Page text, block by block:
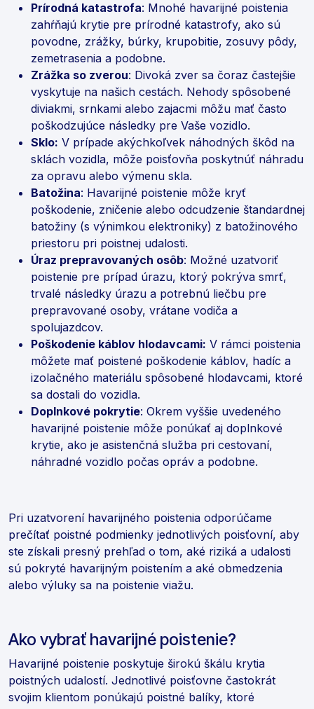
Prírodná katastrofa: Mnohé havarijné poistenia
zahŕňajú krytie pre prírodné katastrofy, ako sú
povodne, zrážky, búrky, krupobitie, zosuvy pôdy,
zemetrasenia a podobne.
Zrážka so zverou: Divoká zver sa čoraz častejšie
vyskytuje na našich cestách. Nehody spôsobené
diviakmi, srnkami alebo zajacmi môžu mať často
poškodzujúce následky pre Vaše vozidlo.
Sklo: V prípade akýchkoľvek náhodných škôd na
sklách vozidla, môže poisťovňa poskytnúť náhradu
za opravu alebo výmenu skla.
Batožina: Havarijné poistenie môže kryť
poškodenie, zničenie alebo odcudzenie štandardnej
batožiny (s výnimkou elektroniky) z batožinového
priestoru pri poistnej udalosti.
Úraz prepravovaných osôb: Možné uzatvoriť
poistenie pre prípad úrazu, ktorý pokrýva smrť,
trvalé následky úrazu a potrebnú liečbu pre
prepravované osoby, vrátane vodiča a
spolujazdcov.
Poškodenie káblov hlodavcami: V rámci poistenia
môžete mať poistené poškodenie káblov, hadíc a
izolačného materiálu spôsobené hlodavcami, ktoré
sa dostali do vozidla.
Doplnkové pokrytie: Okrem vyššie uvedeného
havarijné poistenie môže ponúkať aj doplnkové
krytie, ako je asistenčná služba pri cestovaní,
náhradné vozidlo počas opráv a podobne.
Pri uzatvorení havarijného poistenia odporúčame
prečítať poistné podmienky jednotlivých poisťovní, aby
ste získali presný prehľad o tom, aké riziká a udalosti
sú pokryté havarijným poistením a aké obmedzenia
alebo výluky sa na poistenie viažu.
Ako vybrať havarijné poistenie?
Havarijné poistenie poskytuje širokú škálu krytia
poistných udalostí. Jednotlivé poisťovne častokrát
svojim klientom ponúkajú poistné balíky, ktoré